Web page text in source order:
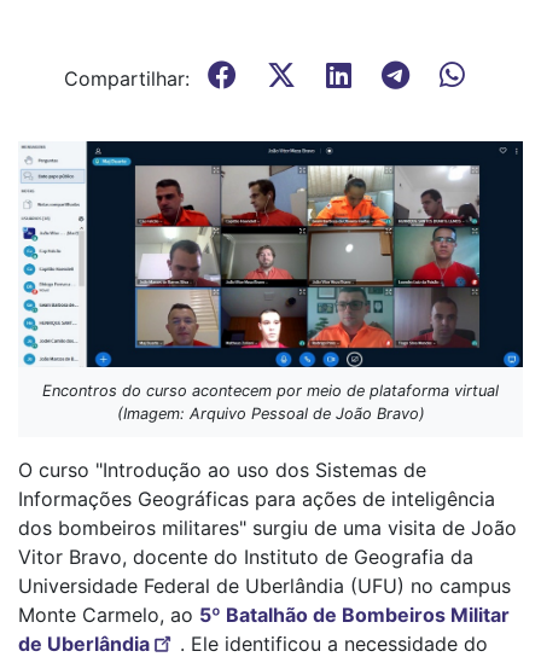
Compartilhar:
Encontros do curso acontecem por meio de plataforma virtual
(Imagem: Arquivo Pessoal de João Bravo)
O curso "Introdução ao uso dos Sistemas de
Informações Geográficas para ações de inteligência
dos bombeiros militares" surgiu de uma visita de João
Vitor Bravo, docente do Instituto de Geografia da
Universidade Federal de Uberlândia (UFU) no campus
Monte Carmelo, ao 5º Batalhão de Bombeiros Militar
de Uberlândia
. Ele identificou a necessidade do